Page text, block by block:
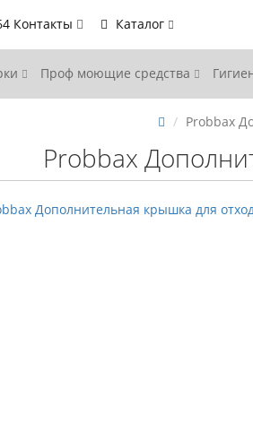
Контакты Каталог
Проф моющие средства
Probbax
Probbax